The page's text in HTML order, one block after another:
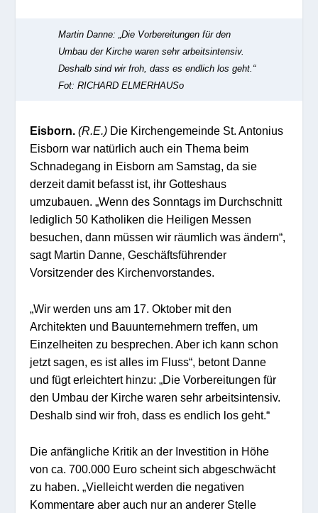
Martin Danne: „Die Vorbereitungen für den
Umbau der Kirche waren sehr arbeitsintensiv.
Deshalb sind wir froh, dass es endlich los geht.“
Fot: RICHARD ELMERHAUSo
Eisborn. (R.E.) Die Kirchengemeinde St. Antonius
Eisborn war natürlich auch ein Thema beim
Schnadegang in Eisborn am Samstag, da sie
derzeit damit befasst ist, ihr Gotteshaus
umzubauen. „Wenn des Sonntags im Durchschnitt
lediglich 50 Katholiken die Heiligen Messen
besuchen, dann müssen wir räumlich was ändern“,
sagt Martin Danne, Geschäftsführender
Vorsitzender des Kirchenvorstandes.
„Wir werden uns am 17. Oktober mit den
Architekten und Bauunternehmern treffen, um
Einzelheiten zu besprechen. Aber ich kann schon
jetzt sagen, es ist alles im Fluss“, betont Danne
und fügt erleichtert hinzu: „Die Vorbereitungen für
den Umbau der Kirche waren sehr arbeitsintensiv.
Deshalb sind wir froh, dass es endlich los geht.“
Die anfängliche Kritik an der Investition in Höhe
von ca. 700.000 Euro scheint sich abgeschwächt
zu haben. „Vielleicht werden die negativen
Kommentare aber auch nur an anderer Stelle